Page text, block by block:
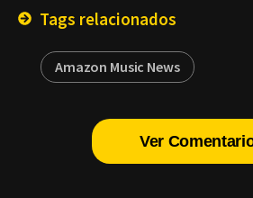
Tags relacionados
Amazon Music News
Ver